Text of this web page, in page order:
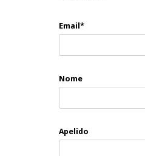
Email*
Nome
Apelido